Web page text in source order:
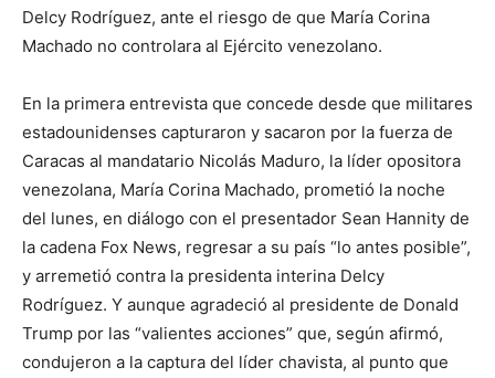
Delcy Rodríguez, ante el riesgo de que María Corina
Machado no controlara al Ejército venezolano.
En la primera entrevista que concede desde que militares
estadounidenses capturaron y sacaron por la fuerza de
Caracas al mandatario Nicolás Maduro, la líder opositora
venezolana, María Corina Machado, prometió la noche
del lunes, en diálogo con el presentador Sean Hannity de
la cadena Fox News, regresar a su país “lo antes posible”,
y arremetió contra la presidenta interina Delcy
Rodríguez. Y aunque agradeció al presidente de Donald
Trump por las “valientes acciones” que, según afirmó,
condujeron a la captura del líder chavista, al punto que